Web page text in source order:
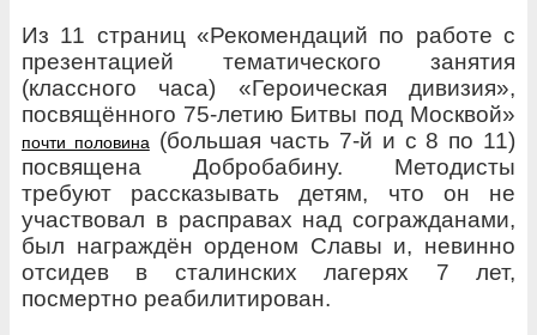
Из 11 страниц «Рекомендаций по работе с
презентацией тематического занятия
(классного часа) «Героическая дивизия»,
посвящённого 75-летию Битвы под Москвой»
почти половина
(большая часть 7-й и с 8 по 11)
посвящена Добробабину. Методисты
требуют рассказывать детям, что он не
участвовал в расправах над согражданами,
был награждёнорденом Славы и, невинно
отсидев в сталинскихлагерях 7 лет,
посмертно реабилитирован.